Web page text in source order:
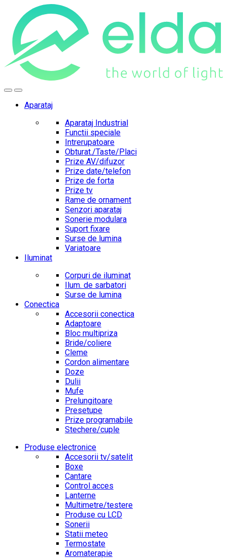
navigation
content
Aparataj
Aparataj Industrial
Functii speciale
Intrerupatoare
Obturat./Taste/Placi
Prize AV/difuzor
Prize date/telefon
Prize de forta
Prize tv
Rame de ornament
Senzori aparataj
Sonerie modulara
Suport fixare
Surse de lumina
Variatoare
Iluminat
Corpuri de iluminat
Ilum. de sarbatori
Surse de lumina
Conectica
Accesorii conectica
Adaptoare
Bloc multipriza
Bride/coliere
Cleme
Cordon alimentare
Doze
Dulii
Mufe
Prelungitoare
Presetupe
Prize programabile
Stechere/cuple
Produse electronice
Accesorii tv/satelit
Boxe
Cantare
Control acces
Lanterne
Multimetre/testere
Produse cu LCD
Sonerii
Statii meteo
Termostate
Aromaterapie